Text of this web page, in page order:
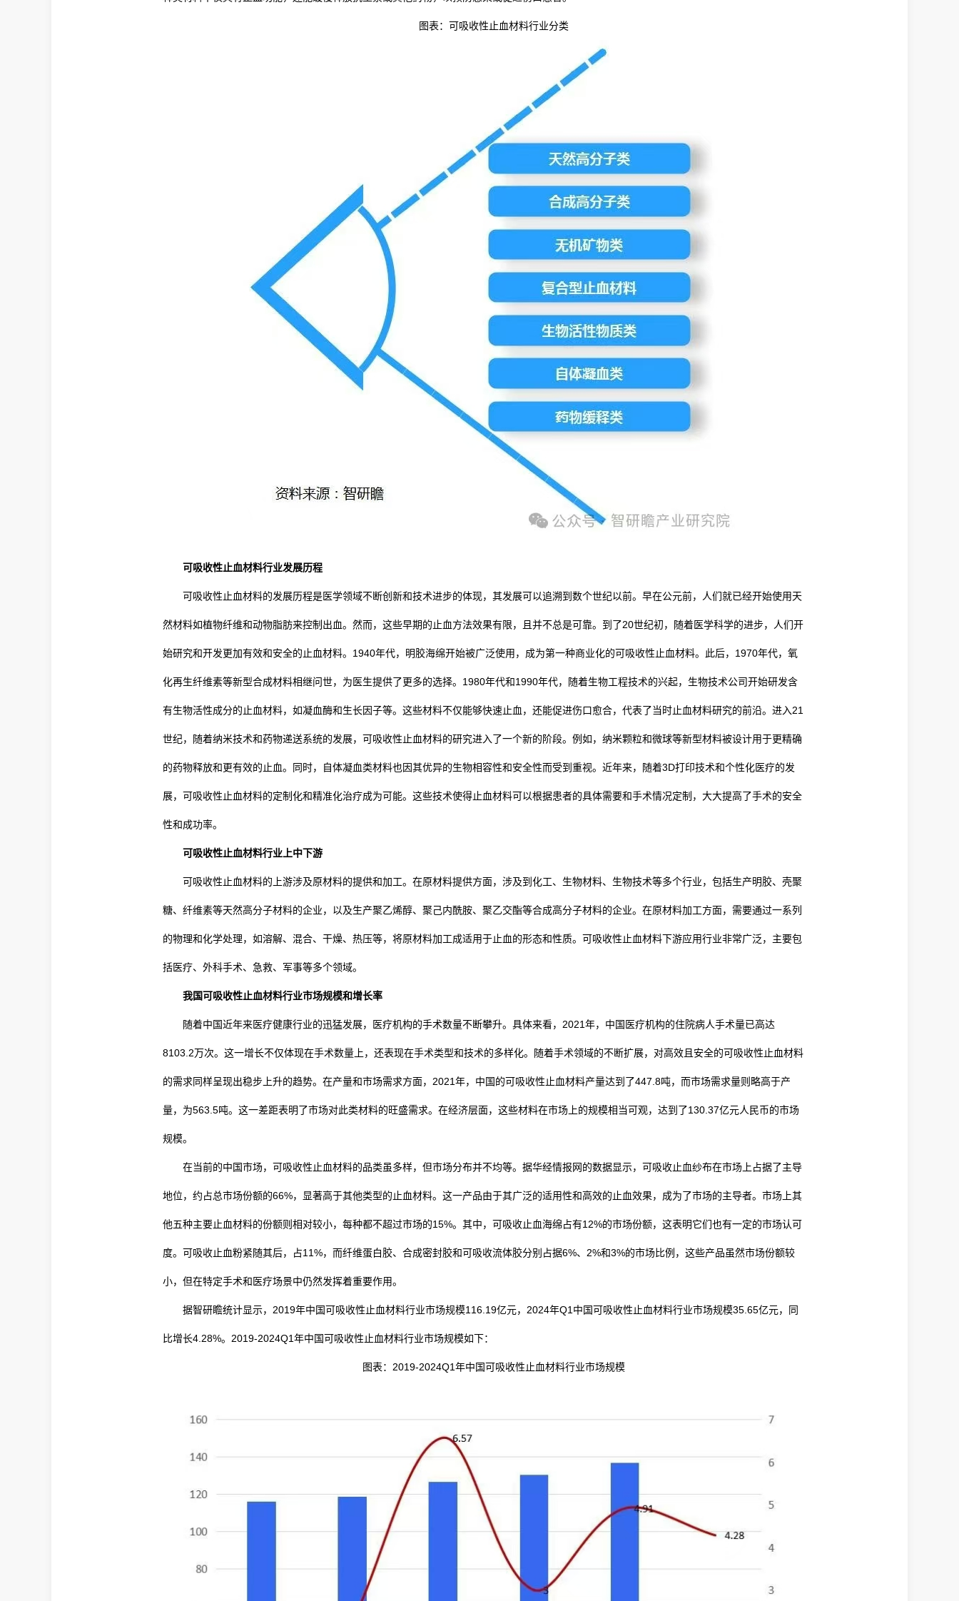
图表：可吸收性止血材料行业分类
可吸收性止血材料行业发展历程
可吸收性止血材料的发展历程是医学领域不断创新和技术进步的体现，其发展可以追溯到数个世纪以前。早在公元前，人们就已经开始使用天
然材料如植物纤维和动物脂肪来控制出血。然而，这些早期的止血方法效果有限，且并不总是可靠。到了20世纪初，随着医学科学的进步，人们开
始研究和开发更加有效和安全的止血材料。1940年代，明胶海绵开始被广泛使用，成为第一种商业化的可吸收性止血材料。此后，1970年代，氧
化再生纤维素等新型合成材料相继问世，为医生提供了更多的选择。1980年代和1990年代，随着生物工程技术的兴起，生物技术公司开始研发含
有生物活性成分的止血材料，如凝血酶和生长因子等。这些材料不仅能够快速止血，还能促进伤口愈合，代表了当时止血材料研究的前沿。进入21
世纪，随着纳米技术和药物递送系统的发展，可吸收性止血材料的研究进入了一个新的阶段。例如，纳米颗粒和微球等新型材料被设计用于更精确
的药物释放和更有效的止血。同时，自体凝血类材料也因其优异的生物相容性和安全性而受到重视。近年来，随着3D打印技术和个性化医疗的发
展，可吸收性止血材料的定制化和精准化治疗成为可能。这些技术使得止血材料可以根据患者的具体需要和手术情况定制，大大提高了手术的安全
性和成功率。
可吸收性止血材料行业上中下游
可吸收性止血材料的上游涉及原材料的提供和加工。在原材料提供方面，涉及到化工、生物材料、生物技术等多个行业，包括生产明胶、壳聚
糖、纤维素等天然高分子材料的企业，以及生产聚乙烯醇、聚己内酰胺、聚乙交酯等合成高分子材料的企业。在原材料加工方面，需要通过一系列
的物理和化学处理，如溶解、混合、干燥、热压等，将原材料加工成适用于止血的形态和性质。可吸收性止血材料下游应用行业非常广泛，主要包
括医疗、外科手术、急救、军事等多个领域。
我国可吸收性止血材料行业市场规模和增长率
随着中国近年来医疗健康行业的迅猛发展，医疗机构的手术数量不断攀升。具体来看，2021年，中国医疗机构的住院病人手术量已高达
8103.2万次。这一增长不仅体现在手术数量上，还表现在手术类型和技术的多样化。随着手术领域的不断扩展，对高效且安全的可吸收性止血材料
的需求同样呈现出稳步上升的趋势。在产量和市场需求方面，2021年，中国的可吸收性止血材料产量达到了447.8吨，而市场需求量则略高于产
量，为563.5吨。这一差距表明了市场对此类材料的旺盛需求。在经济层面，这些材料在市场上的规模相当可观，达到了130.37亿元人民币的市场
规模。
在当前的中国市场，可吸收性止血材料的品类虽多样，但市场分布并不均等。据华经情报网的数据显示，可吸收止血纱布在市场上占据了主导
地位，约占总市场份额的66%，显著高于其他类型的止血材料。这一产品由于其广泛的适用性和高效的止血效果，成为了市场的主导者。市场上其
他五种主要止血材料的份额则相对较小，每种都不超过市场的15%。其中，可吸收止血海绵占有12%的市场份额，这表明它们也有一定的市场认可
度。可吸收止血粉紧随其后，占11%，而纤维蛋白胶、合成密封胶和可吸收流体胶分别占据6%、2%和3%的市场比例，这些产品虽然市场份额较
小，但在特定手术和医疗场景中仍然发挥着重要作用。
据智研瞻统计显示，2019年中国可吸收性止血材料行业市场规模116.19亿元，2024年Q1中国可吸收性止血材料行业市场规模35.65亿元，同
比增长4.28%。2019-2024Q1年中国可吸收性止血材料行业市场规模如下：
图表：2019-2024Q1年中国可吸收性止血材料行业市场规模